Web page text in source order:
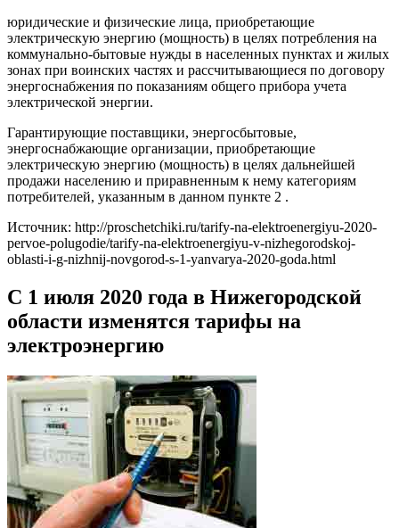
юридические и физические лица, приобретающие
электрическую энергию (мощность) в целях потребления на
коммунально-бытовые нужды в населенных пунктах и жилых
зонах при воинских частях и рассчитывающиеся по договору
энергоснабжения по показаниям общего прибора учета
электрической энергии.
Гарантирующие поставщики, энергосбытовые,
энергоснабжающие организации, приобретающие
электрическую энергию (мощность) в целях дальнейшей
продажи населению и приравненным к нему категориям
потребителей, указанным в данном пункте 2 .
Источник: http://proschetchiki.ru/tarify-na-elektroenergiyu-2020-
pervoe-polugodie/tarify-na-elektroenergiyu-v-nizhegorodskoj-
oblasti-i-g-nizhnij-novgorod-s-1-yanvarya-2020-goda.html
С 1 июля 2020 года в Нижегородской
области изменятся тарифы на
электроэнергию